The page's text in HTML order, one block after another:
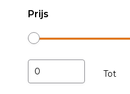
Prijs
Tot